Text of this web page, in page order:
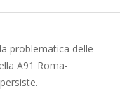
problematica delle
A91 Roma-